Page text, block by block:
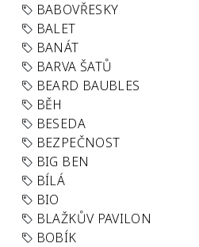
BABOVŘESKY
BALET
BANÁT
BARVA ŠATŮ
BEARD BAUBLES
BĚH
BESEDA
BEZPEČNOST
BIG BEN
BÍLÁ
BIO
BLAŽKŮV PAVILON
BOBÍK